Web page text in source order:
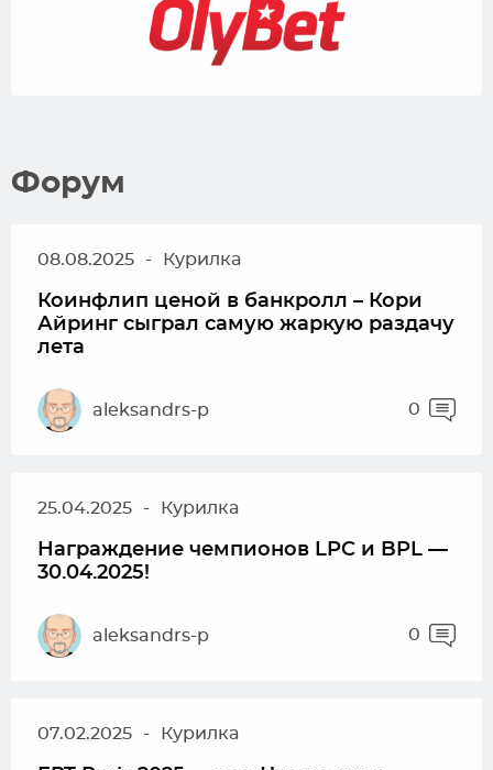
Форум
08.08.2025 - Курилка
Коинфлип ценой в банкролл – Кори
Айринг сыграл самую жаркую раздачу
лета
aleksandrs-p 0
25.04.2025 - Курилка
Награждение чемпионов LPC и BPL —
30.04.2025!
aleksandrs-p 0
07.02.2025 - Курилка